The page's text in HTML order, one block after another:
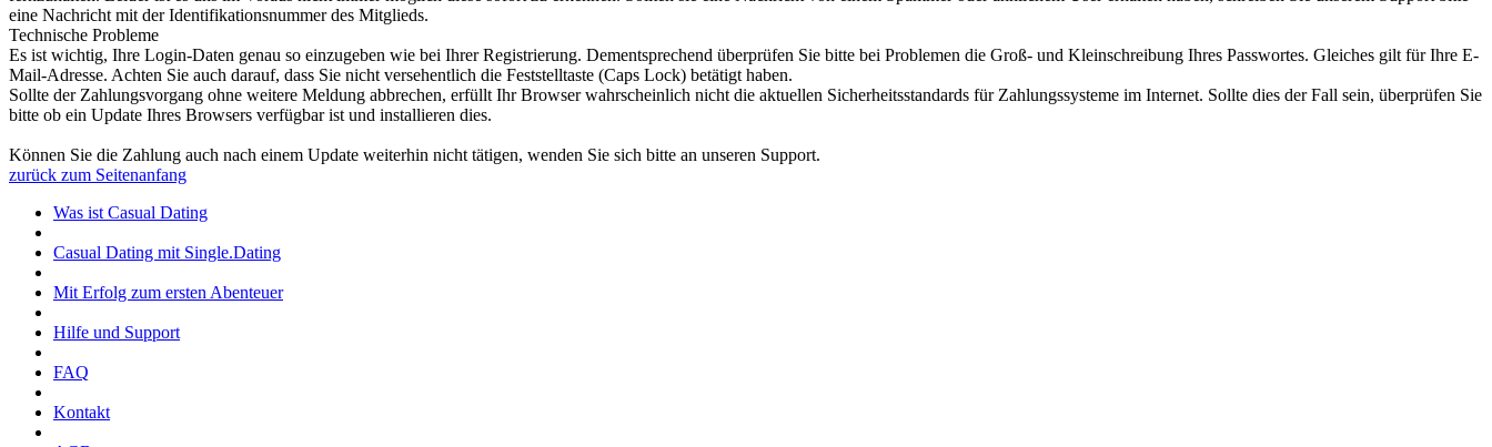
eine Nachricht mit der Identifikationsnummer des Mitglieds.
Technische Probleme
Es ist wichtig, Ihre Login-Daten genau so einzugeben wie bei Ihrer Registrierung. Dementsprechend überprüfen Sie bitte bei Problemen die Groß- und Kleinschreibung Ihres Passwortes. Gleiches gilt für Ihre E-
Mail-Adresse. Achten Sie auch darauf, dass Sie nicht versehentlich die Feststelltaste (Caps Lock) betätigt haben.
Sollte der Zahlungsvorgang ohne weitere Meldung abbrechen, erfüllt Ihr Browser wahrscheinlich nicht die aktuellen Sicherheitsstandards für Zahlungssysteme im Internet. Sollte dies der Fall sein, überprüfen Sie
bitte ob ein Update Ihres Browsers verfügbar ist und installieren dies.
Können Sie die Zahlung auch nach einem Update weiterhin nicht tätigen, wenden Sie sich bitte an unseren Support.
zurück zum Seitenanfang
Was ist Casual Dating
Casual Dating mit Single.Dating
Mit Erfolg zum ersten Abenteuer
Hilfe und Support
FAQ
Kontakt